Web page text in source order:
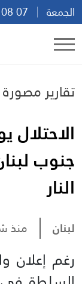
الجمعة
تقارير مصورة
الاحتلال
جنوب
النار
لبنان منذ
رغم إعلان